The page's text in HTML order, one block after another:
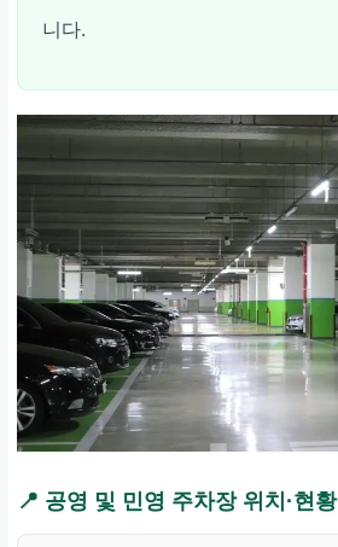
니다.
📍 공영 및 민영 주차장 위치·현황